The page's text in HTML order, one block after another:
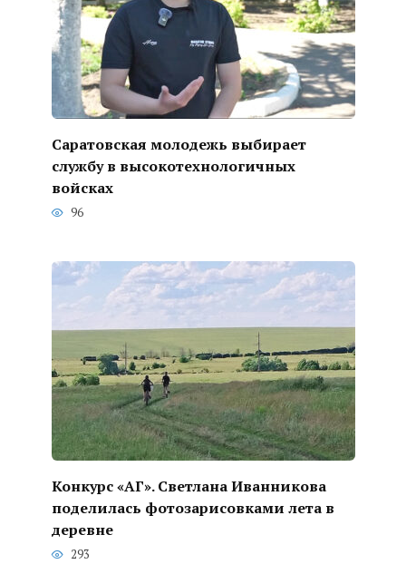
Саратовская молодежь выбирает
службу в высокотехнологичных
войсках
96
Конкурс «АГ». Светлана Иванникова
поделилась фотозарисовками лета в
деревне
293